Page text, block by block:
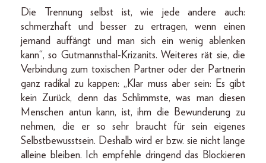
Die Trennung selbst ist, wie jede andere auch:
schmerzhaft und besser zu ertragen, wenn einen
jemand auffängt und man sich ein wenig ablenken
kann“, so Gutmannsthal-Krizanits. Weiteres rät sie, die
Verbindung zum toxischen Partner oder der Partnerin
ganz radikal zu kappen: „Klar muss aber sein: Es gibt
kein Zurück, denn das Schlimmste, was man diesen
Menschen antun kann, ist, ihm die Bewunderung zu
nehmen, die er so sehr braucht für sein eigenes
Selbstbewusstsein. Deshalb wird er bzw. sie nicht lange
alleine bleiben. Ich empfehle dringend das Blockieren